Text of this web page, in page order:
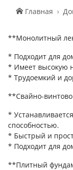
Главная
**Монолитный
* Подходит для
* Имеет высокую
* Трудоемкий и
**Свайно-
*
способностью.
* Быстрый и
* Подходит для
**Плитный